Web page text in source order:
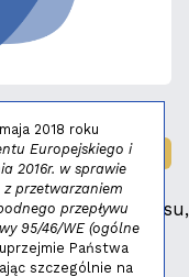
2025
dotyczące serwisu,
2018 roku
Europejskiego i
2016r. w sprawie
przetwarzaniem
przepływu
95/46/WE (ogólne
uprzejmie Państwa
szczególnie na